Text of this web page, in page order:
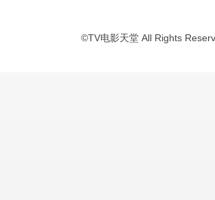
©TV电影天堂 All Rights